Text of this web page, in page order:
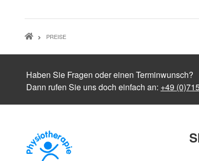
PFADNAVIGATION
PREISE
Haben Sie Fragen oder einen Terminwunsch?
Dann rufen Sie uns doch einfach an: +49